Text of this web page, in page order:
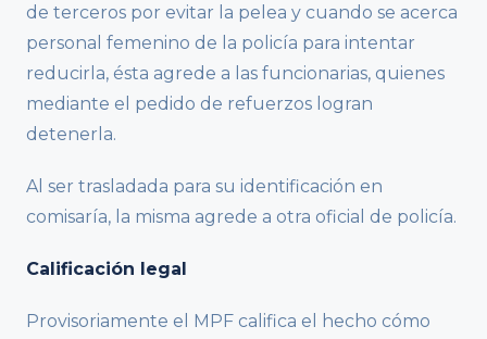
de terceros por evitar la pelea y cuando se acerca
personal femenino de la policía para intentar
reducirla, ésta agrede a las funcionarias, quienes
mediante el pedido de refuerzos logran
detenerla.
Al ser trasladada para su identificación en
comisaría, la misma agrede a otra oficial de policía.
Calificación legal
Provisoriamente el MPF califica el hecho cómo